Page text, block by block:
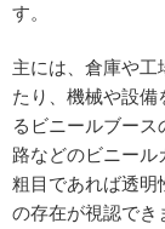
す。
主には、倉庫や工
たり、機械や設備
るビニールブー
路などのビニー
粗目であれば透明
の存在が視認でき